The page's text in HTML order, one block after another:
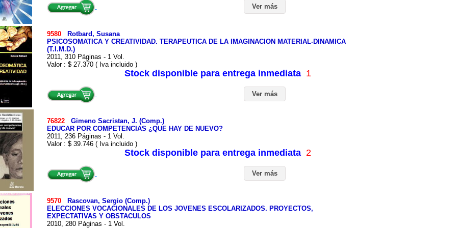
Ver más
9580
Rotbard, Susana
PSICOSOMATICA Y CREATIVIDAD. TERAPEUTICA DE LA IMAGINACION MATERIAL-DINAMICA
(T.I.M.D.)
2011, 310 Páginas - 1 Vol.
Valor : $ 27.370 ( Iva incluido )
Stock disponible para entrega inmediata 1
Ver más
76822 Gimeno Sacristan, J. (Comp.)
EDUCAR POR COMPETENCIAS ¿QUE HAY DE NUEVO?
2011, 236 Páginas - 1 Vol.
Valor : $ 39.746 ( Iva incluido )
Stock disponible para entrega inmediata 2
Ver más
9570
Rascovan, Sergio (Comp.)
ELECCIONES VOCACIONALES DE LOS JOVENES ESCOLARIZADOS. PROYECTOS,
EXPECTATIVAS Y OBSTACULOS
2010, 280 Páginas - 1 Vol.